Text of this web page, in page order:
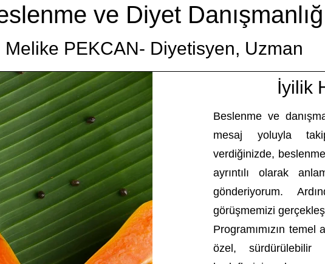
ve Diyet
Melike PEKCAN- Diyetisyen, Uzman
İyilik
Beslenme ve
mesaj yoluyla
verdiğinizde, beslenme
ayrıntılı olarak
gönderiyorum.
görüşmemizi
Programımızın temel
özel, sürdürülebilir